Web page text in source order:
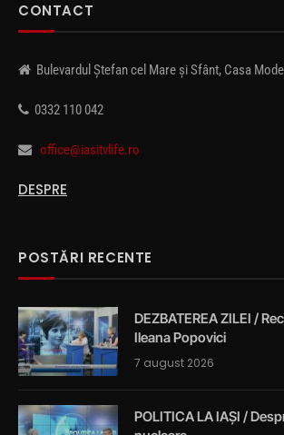
CONTACT
Bulevardul Ștefan cel Mare și Sfânt, Casa
0332 110 042
office@iasitvlife.ro
DESPRE
POSTĂRI RECENTE
DEZBATEREA ZILEI /
Ileana Popovici
7 august 2026
POLITICA LA IAȘI /